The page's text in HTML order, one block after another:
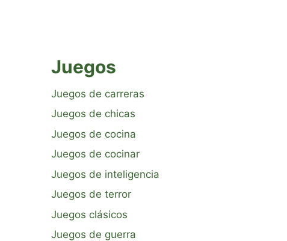
Juegos
Juegos de carreras
Juegos de chicas
Juegos de cocina
Juegos de cocinar
Juegos de inteligencia
Juegos de terror
Juegos clásicos
Juegos de guerra